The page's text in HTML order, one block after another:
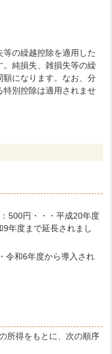
の繰越控除を適用した
。純損失、雑損失等の繰
額になります。なお、分
特別控除は適用されませ
500円・・・平成20年度
年度まで延長されまし
令和6年度から導入され
所得をもとに、次の順序